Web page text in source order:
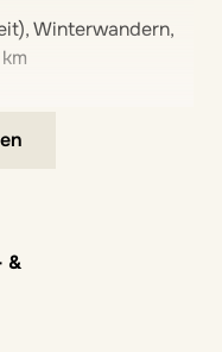
und 4-
unter 3 Jahre
Winterwandern,
&